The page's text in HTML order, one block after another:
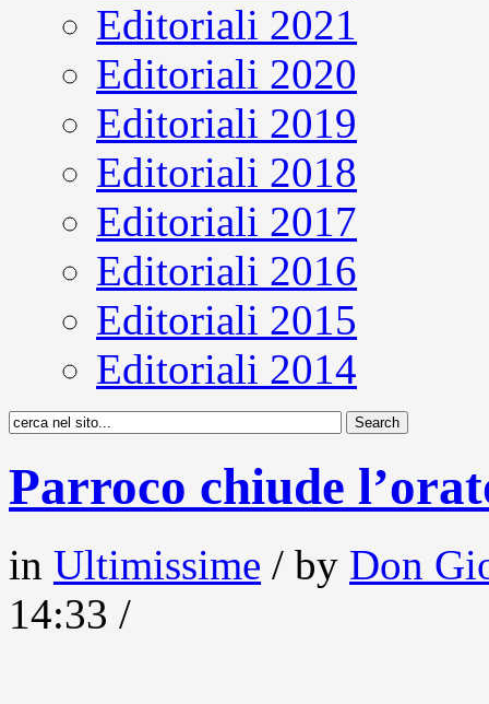
Editoriali 2021
Editoriali 2020
Editoriali 2019
Editoriali 2018
Editoriali 2017
Editoriali 2016
Editoriali 2015
Editoriali 2014
Parroco chiude
in Ultimissime / by Don
14:33 /